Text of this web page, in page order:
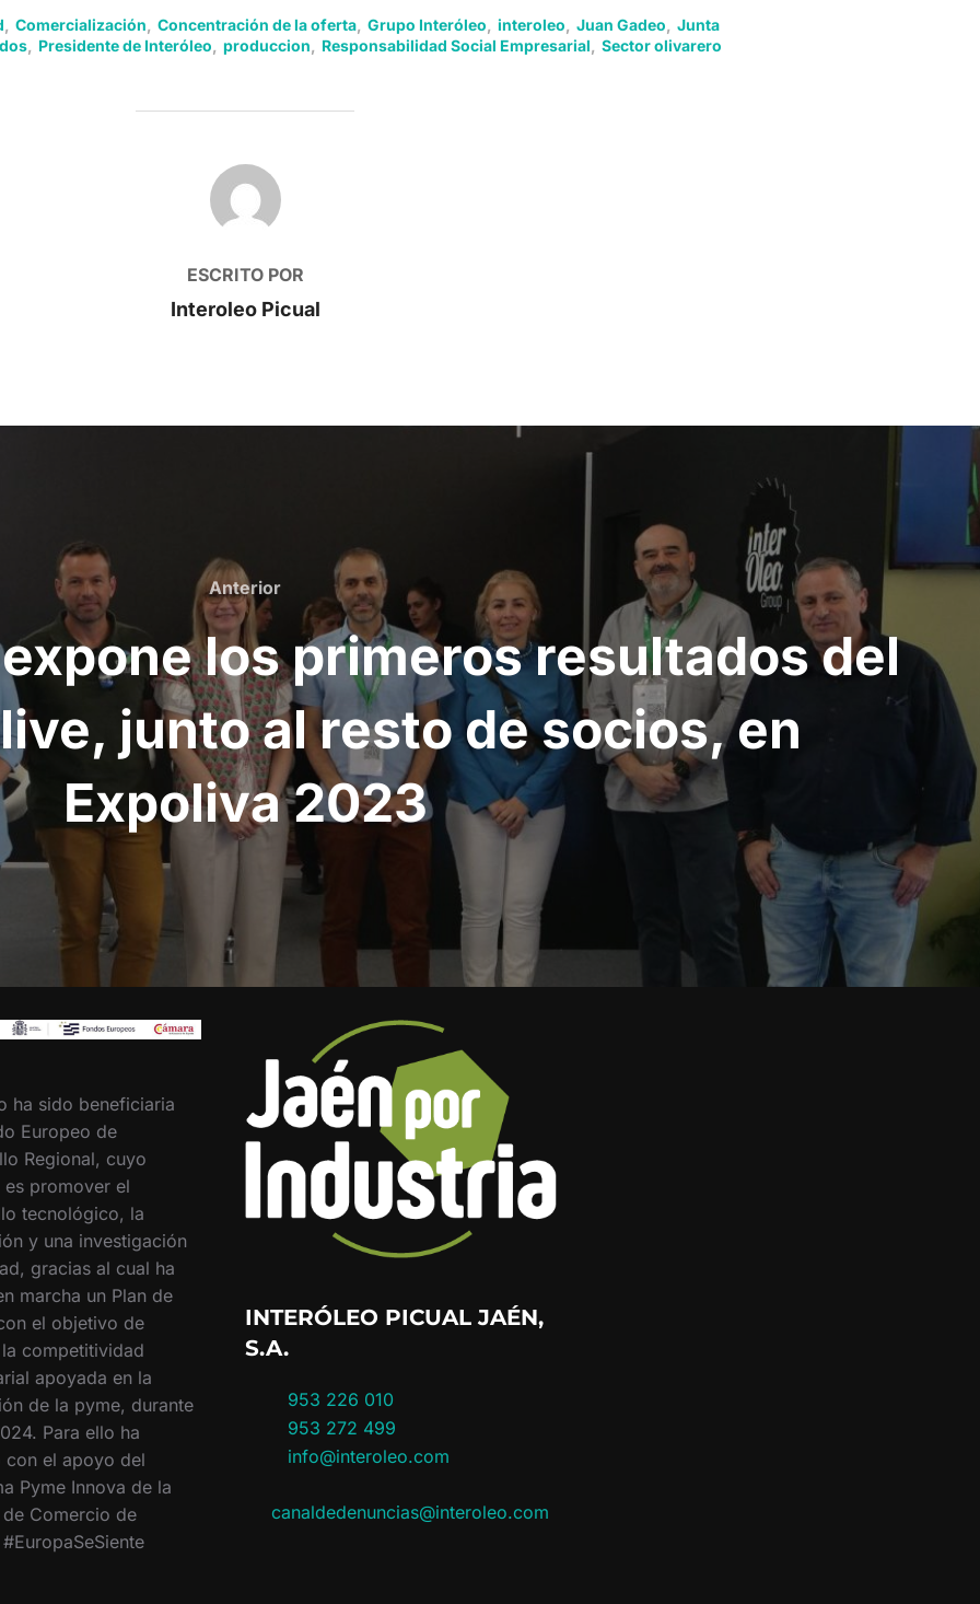
Comercialización Concentración de la oferta Grupo Interóleo interoleo Juan Gadeo
Junta
Presidente de Interóleo produccion Responsabilidad Social Empresarial Sector olivarero
AUTOR DE LA PUBLICACIÓN
ESCRITO POR
Interoleo Picual
Anterior
Anterior
los primeros resultados del
junto al resto de socios, en
Expoliva 2023
ha sido beneficiaria
Europeo de
Regional, cuyo
promover el
tecnológico, la
y una investigación
gracias al cual ha
marcha un Plan de
el objetivo de
competitividad
apoyada en la
de la pyme, durante
Para ello ha
con el apoyo del
Pyme Innova de la
de Comercio de
INTERÓLEO PICUAL JAÉN,
S.A.
953 226 010
953 272 499
info@interoleo.com
canaldedenuncias@interoleo.com